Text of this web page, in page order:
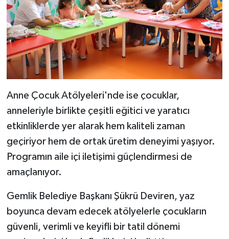
Anne Çocuk Atölyeleri'nde ise çocuklar,
anneleriyle birlikte çeşitli eğitici ve yaratıcı
etkinliklerde yer alarak hem kaliteli zaman
geçiriyor hem de ortak üretim deneyimi yaşıyor.
Programın aile içi iletişimi güçlendirmesi de
amaçlanıyor.
Gemlik Belediye Başkanı Şükrü Deviren, yaz
boyunca devam edecek atölyelerle çocukların
güvenli, verimli ve keyifli bir tatil dönemi